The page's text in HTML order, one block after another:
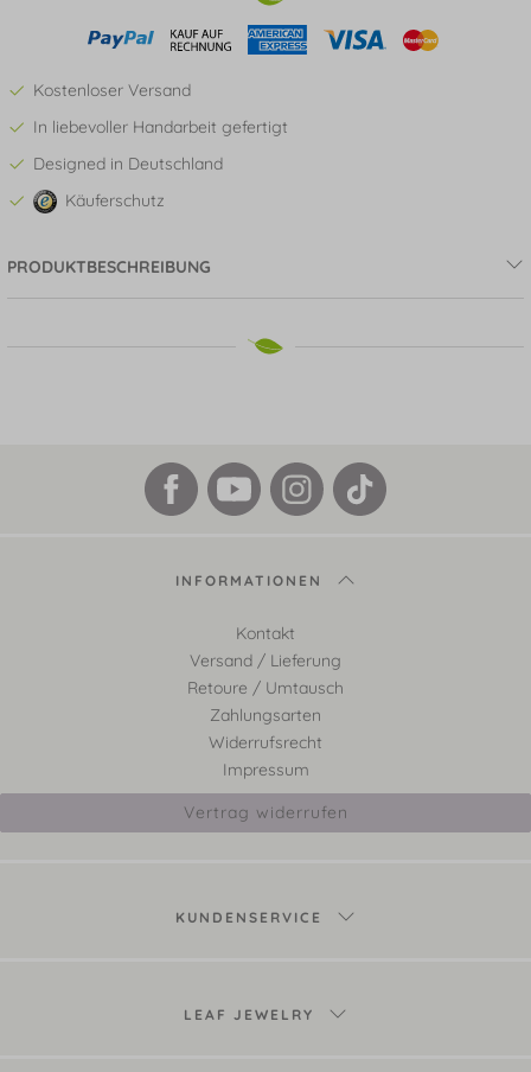
Kostenloser Versand
In liebevoller Handarbeit gefertigt
Designed in Deutschland
Käuferschutz
PRODUKTBESCHREIBUNG
INFORMATIONEN
Kontakt
Versand / Lieferung
Retoure / Umtausch
Zahlungsarten
Widerrufsrecht
Impressum
Vertrag widerrufen
KUNDENSERVICE
LEAF JEWELRY